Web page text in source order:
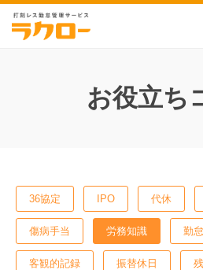
お役立ち
36協定 IPO 代休
傷病手当 労務知識 勤
客観的記録 振替休日